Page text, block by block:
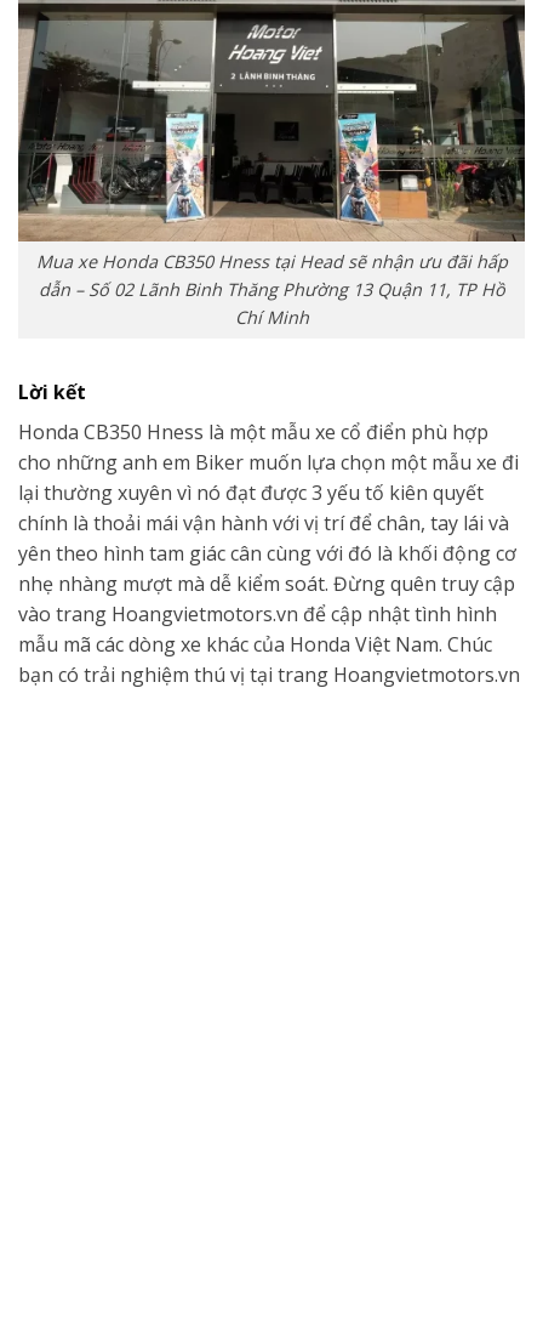
Mua xe Honda CB350 Hness tại Head sẽ nhận ưu đãi hấp
dẫn – Số 02 Lãnh Binh Thăng Phường 13 Quận 11, TP Hồ
Chí Minh
Lời kết
Honda CB350 Hness là một mẫu xe cổ điển phù hợp
cho những anh em Biker muốn lựa chọn một mẫu xe đi
lại thường xuyên vì nó đạt được 3 yếu tố kiên quyết
chính là thoải mái vận hành với vị trí để chân, tay lái và
yên theo hình tam giác cân cùng với đó là khối động cơ
nhẹ nhàng mượt mà dễ kiểm soát. Đừng quên truy cập
vào trang Hoangvietmotors.vn để cập nhật tình hình
mẫu mã các dòng xe khác của Honda Việt Nam. Chúc
bạn có trải nghiệm thú vị tại trang Hoangvietmotors.vn